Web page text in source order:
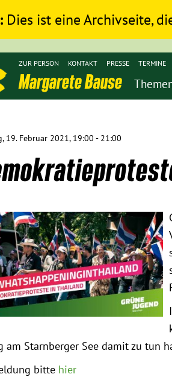
Dies ist eine Archivseite,
Margarete Bause
ZUR PERSON KONTAKT PRESSE TERMINE
19. Februar 2021, 19:00 - 21:00
am Starnberger See damit zu tun
bitte hier